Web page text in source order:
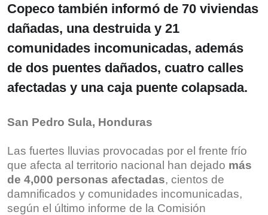
Copeco también informó de 70 viviendas
dañadas, una destruida y 21
comunidades incomunicadas, además
de dos puentes dañados, cuatro calles
afectadas y una caja puente colapsada.
San Pedro Sula, Honduras
Las fuertes lluvias provocadas por el frente frío
que afecta al territorio nacional han dejado más
de 4,000 personas afectadas, cientos de
damnificados y comunidades incomunicadas,
según el último informe de la Comisión